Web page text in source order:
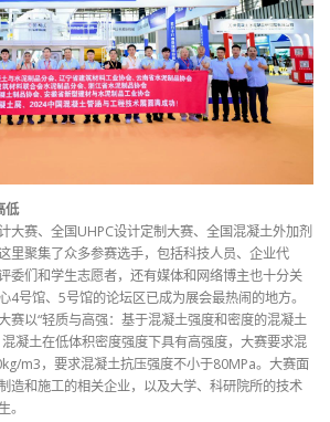
低
大赛、全国UHPC设计定制大赛、全国混凝土外加剂
里聚集了众多参赛选手，包括科技人员、企业代
委们和学生志愿者，还有媒体和网络博主也十分关
4号馆、5号馆的论坛区已成为展会最热闹的地方。
赛以“轻质与高强：基于混凝土强度和密度的混凝土
凝土在低体积密度强度下具有高强度，大赛要求混
m3，要求混凝土抗压强度不小于80MPa。大赛面
造和施工的相关企业，以及大学、科研院所的技术
。